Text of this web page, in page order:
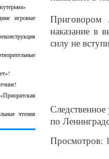
игровые
чтения
Приговором
наказание в
силу не
по
Просмотров: